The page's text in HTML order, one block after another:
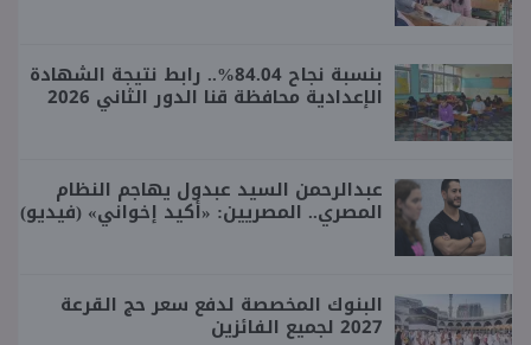
بنسبة نجاح 84.04%.. رابط نتيجة الشهادة
الإعدادية محافظة قنا الدور الثاني 2026
عبدالرحمن السيد عبدول يهاجم النظام
المصري.. المصريين: «أكيد إخواني» (فيديو)
البنوك المخصصة لدفع سعر حج القرعة
2027 لجميع الفائزين